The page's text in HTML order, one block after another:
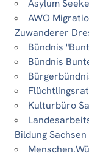
Asylum
AWO
Zuwanderer
Bündnis
Bündnis
Kulturbüro
Bildung Sachsen